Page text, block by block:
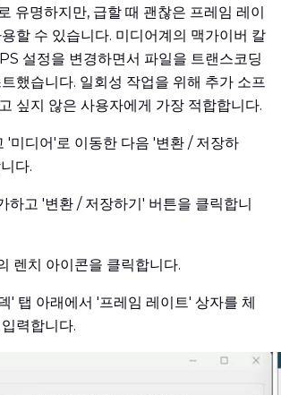
유명하지만, 급할 때 괜찮은 프레임 레이
할 수 있습니다. 미디어계의 맥가이버 칼
설정을 변경하면서 파일을 트랜스코딩
했습니다. 일회성 작업을 위해 추가 소프
싶지 않은 사용자에게 가장 적합합니다.
'미디어'로 이동한 다음 '변환 / 저장하
다.
하고 '변환 / 저장하기' 버튼을 클릭합니
렌치 아이콘을 클릭합니다.
' 탭 아래에서 '프레임 레이트' 상자를 체
력합니다.